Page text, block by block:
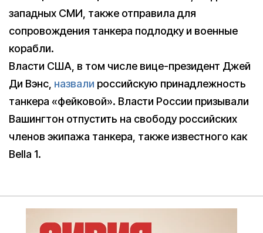
западных СМИ, также отправила для
сопровождения танкера подлодку и военные
корабли.
Власти США, в том числе вице-президент Джей
Ди Вэнс, назвали российскую принадлежность
танкера «фейковой». Власти России призывали
Вашингтон отпустить на свободу российских
членов экипажа танкера, также известного как
Bella 1.